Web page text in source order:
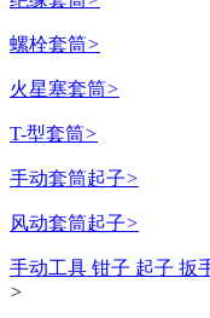
螺栓套筒>
火星塞套筒>
T-型套筒>
手动套筒起子>
风动套筒起子>
手动工具 钳子 起子 扳
>